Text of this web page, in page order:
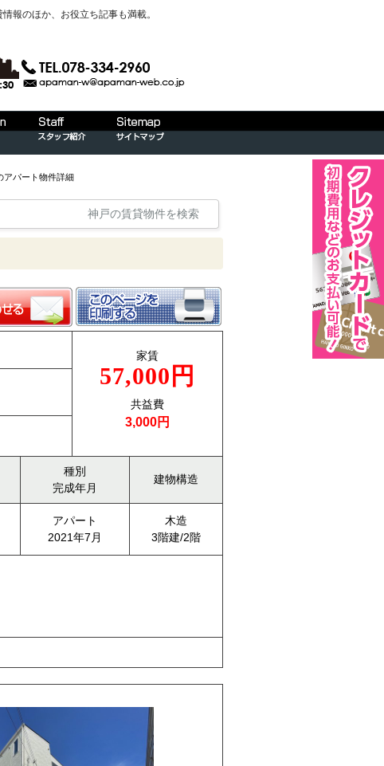
報のほか、お役立ち記事も満載。
アパート物件詳細
神戸の賃貸物件を検索
家賃
57,000円
共益費
3,000円
種別
完成年月
建物構造
アパート
2021年7月
木造
3階建/2階